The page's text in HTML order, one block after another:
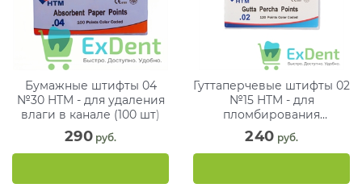
Бумажные штифты 04
№30 HTM - для удаления
влаги в канале (100 шт)
290 руб.
Гуттаперчевые штифты 02
№15 HTM - для
пломбирования
корневых каналов (120
шт)
240 руб.